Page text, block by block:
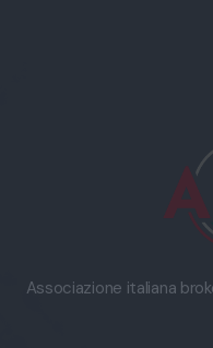
Associazione italiana